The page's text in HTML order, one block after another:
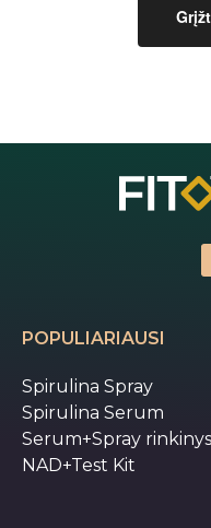
POPULIARIAUSI
Spirulina Spray
Spirulina Serum
Serum+Spray rinkinys
NAD+Test Kit